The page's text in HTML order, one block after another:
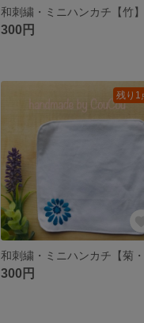
和刺繍・ミニハンカチ【竹】
300円
残り1
300円